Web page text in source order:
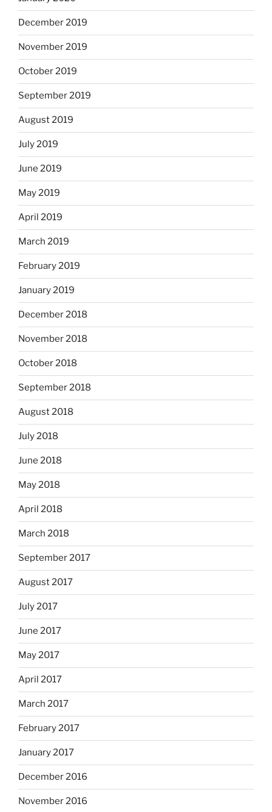
December 2019
November 2019
October 2019
September 2019
August 2019
July 2019
June 2019
May 2019
April 2019
March 2019
February 2019
January 2019
December 2018
November 2018
October 2018
September 2018
August 2018
July 2018
June 2018
May 2018
April 2018
March 2018
September 2017
August 2017
July 2017
June 2017
May 2017
April 2017
March 2017
February 2017
January 2017
December 2016
November 2016